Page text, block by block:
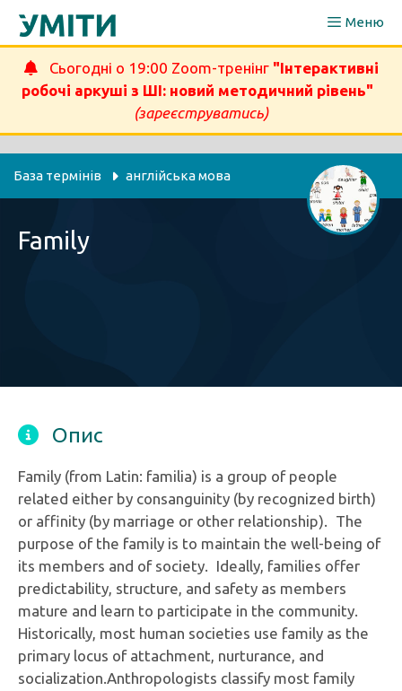
Перейти
Меню
Сьогодні о 19:00 Zoom-тренінг "Інтерактивні
робочі аркуші з ШІ: новий методичний рівень"
(зареєструватись)
База термінів англійська мова
Family
Опис
Family (from Latin: familia) is a group of people
related either by consanguinity (by recognized birth)
or affinity (by marriage or other relationship). The
purpose of the family is to maintain the well-being of
its members and of society. Ideally, families offer
predictability, structure, and safety as members
mature and learn to participate in the community.
Historically, most human societies use family as the
primary locus of attachment, nurturance, and
socialization.Anthropologists classify most family